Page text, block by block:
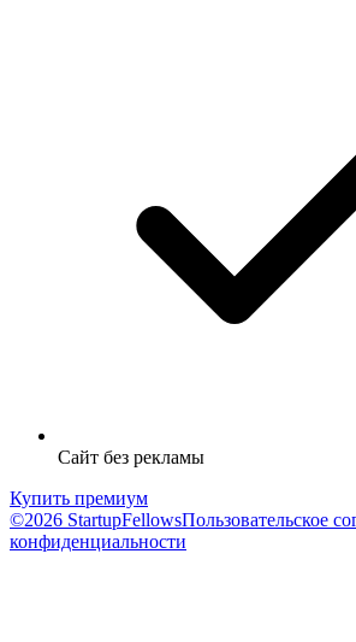
Сайт без рекламы
Купить премиум
©2026 StartupFellowsПользовательское
конфиденциальности